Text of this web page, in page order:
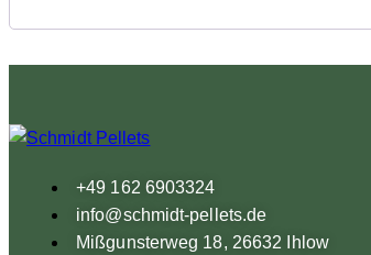
+49 162 6903324
info@schmidt-pellets.de
Mißgunsterweg 18, 26632 Ihlow